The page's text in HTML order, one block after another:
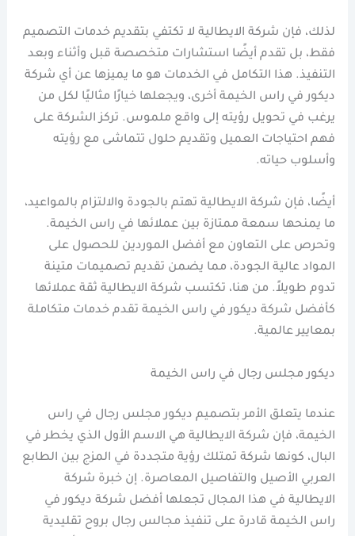
لذلك، فإن شركة الايطالية لا تكتفي بتقديم خدمات التصميم
فقط، بل تقدم أيضًا استشارات متخصصة قبل وأثناء وبعد
التنفيذ. هذا التكامل في الخدمات هو ما يميزها عن أي شركة
ديكور في راس الخيمة أخرى، ويجعلها خيارًا مثاليًا لكل من
يرغب في تحويل رؤيته إلى واقع ملموس. تركز الشركة على
فهم احتياجات العميل وتقديم حلول تتماشى مع رؤيته
وأسلوب حياته.
أيضًا، فإن شركة الايطالية تهتم بالجودة والالتزام بالمواعيد،
ما يمنحها سمعة ممتازة بين عملائها في راس الخيمة.
وتحرص على التعاون مع أفضل الموردين للحصول على
المواد عالية الجودة، مما يضمن تقديم تصميمات متينة
تدوم طويلاً. من هنا، تكتسب شركة الايطالية ثقة عملائها
كأفضل شركة ديكور في راس الخيمة تقدم خدمات متكاملة
بمعايير عالمية.
ديكور مجلس رجال في راس الخيمة
عندما يتعلق الأمر بتصميم ديكور مجلس رجال في راس
الخيمة، فإن شركة الايطالية هي الاسم الأول الذي يخطر في
البال، كونها شركة تمتلك رؤية متجددة في المزج بين الطابع
العربي الأصيل والتفاصيل المعاصرة. إن خبرة شركة
الايطالية في هذا المجال تجعلها أفضل شركة ديكور في
راس الخيمة قادرة على تنفيذ مجالس رجال بروح تقليدية